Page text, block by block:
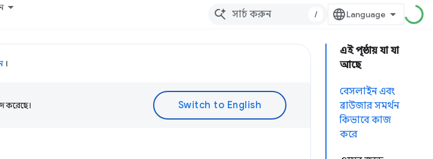
/
এই পৃষ্ঠায় যা যা
আছে
বেসলাইন এবং
ব্রাউজার সমর্থন
কিভাবে কাজ
করে
।
করেছে।